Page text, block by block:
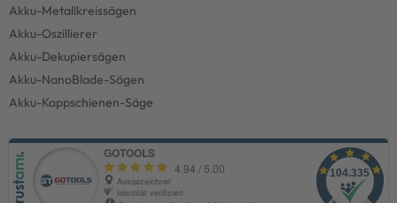
Akku-Metallkreissägen
Akku-Oszillierer
Akku-Dekupiersägen
Akku-NanoBlade-Sägen
Akku-Kappschienen-Säge